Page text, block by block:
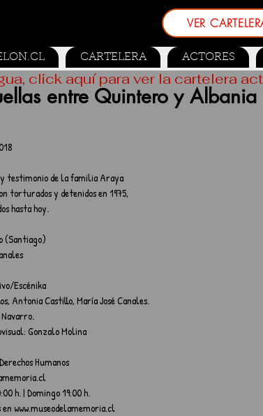
VER
CARTELERA ACTORES
entre Quintero y Albania
testimonio de la familia Araya
torturados y detenidos en 1975,
hasta hoy.
(Santiago)
Escénika
Antonia Castillo, María José Canales.
Gonzalo Molina
Derechos Humanos
h. | Domingo 19:00 h.
www.museodelamemoria.cl
click aquí para ver la cartelera